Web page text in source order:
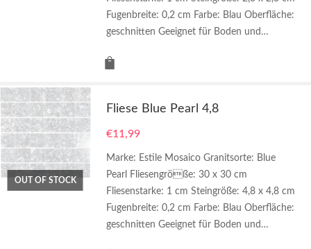
Fugenbreite: 0,2 cm Farbe: Blau Oberfläche:
geschnitten Geeignet für Boden und…
OUT OF STOCK
Fliese Blue Pearl 4,8
€11,99
Marke: Estile Mosaico Granitsorte: Blue
Pearl Fliesengröße: 30 x 30 cm
Fliesenstarke: 1 cm Steingröße: 4,8 x 4,8 cm
Fugenbreite: 0,2 cm Farbe: Blau Oberfläche:
geschnitten Geeignet für Boden und…